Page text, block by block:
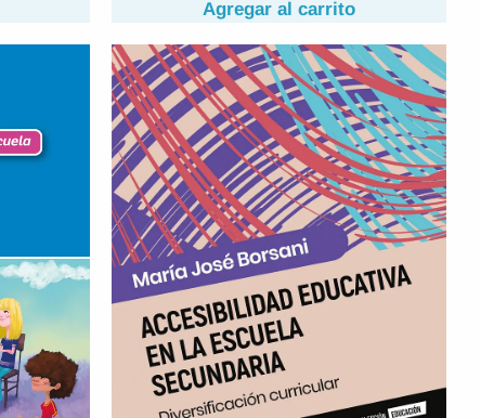
Agregar al carrito